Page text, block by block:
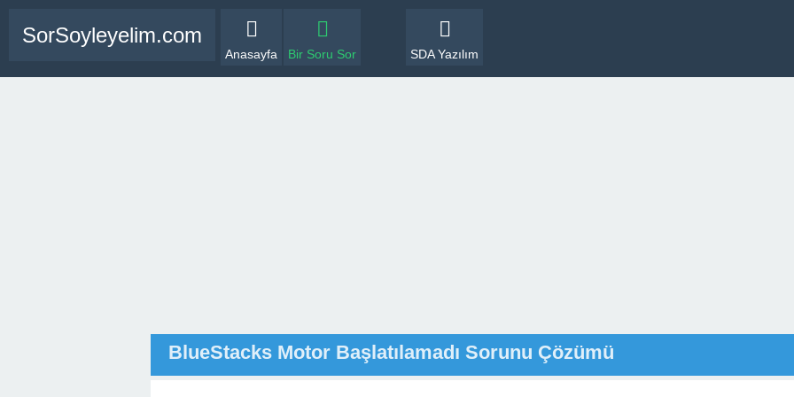
SorSoyleyelim.com
Anasayfa Bir Soru Sor SDA Yazılım
BlueStacks Motor Başlatılamadı Sorunu Çözümü